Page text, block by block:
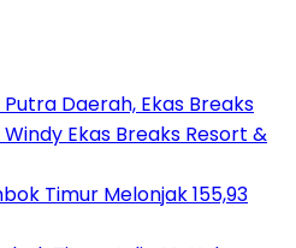
Putra Daerah, Ekas Breaks
Ekas Breaks Resort &
Timur Melonjak 155,93